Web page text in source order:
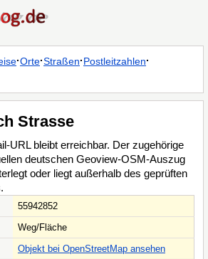
·Orte·Straßen·Postleitzahlen·
Strasse
URL bleibt erreichbar. Der zugehörige
deutschen Geoview-OSM-Auszug
oder liegt außerhalb des geprüften
55942852
Weg/Fläche
Objekt bei OpenStreetMap ansehen